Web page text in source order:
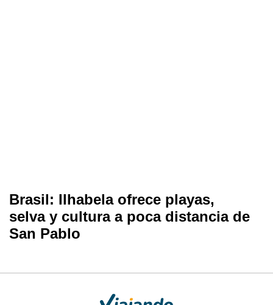
Brasil: Ilhabela ofrece playas,
selva y cultura a poca distancia de
San Pablo